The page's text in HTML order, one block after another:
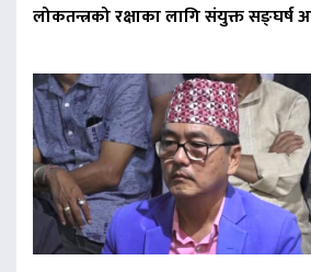
लोकतन्त्रको रक्षाका लागि संयुक्त